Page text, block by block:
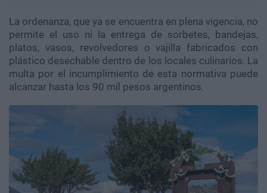
La ordenanza, que ya se encuentra en plena vigencia, no
permite el uso ni la entrega de sorbetes, bandejas,
platos, vasos, revolvedores o vajilla fabricados con
plástico desechable dentro de los locales culinarios. La
multa por el incumplimiento de esta normativa puede
alcanzar hasta los 90 mil pesos argentinos.